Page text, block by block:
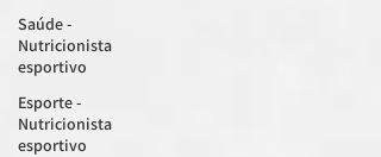
Saúde -
Nutricionista
esportivo
Esporte -
Nutricionista
esportivo